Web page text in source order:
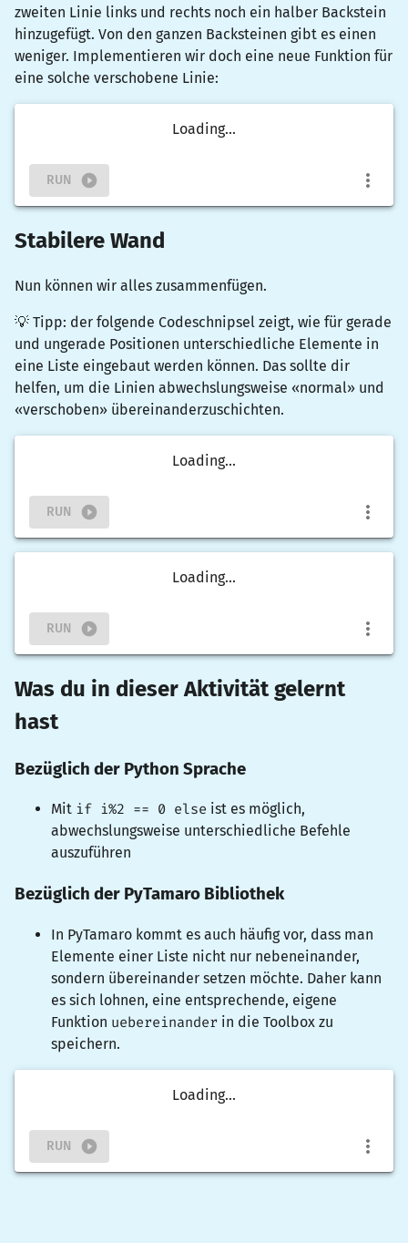
zweiten Linie links und rechts noch ein halber Backstein
hinzugefügt. Von den ganzen Backsteinen gibt es einen
weniger. Implementieren wir doch eine neue Funktion für
eine solche verschobene Linie:
Loading...
RUN
Stabilere Wand
Nun können wir alles zusammenfügen.
💡 Tipp: der folgende Codeschnipsel zeigt, wie für gerade
und ungerade Positionen unterschiedliche Elemente in
eine Liste eingebaut werden können. Das sollte dir
helfen, um die Linien abwechslungsweise «normal» und
«verschoben» übereinanderzuschichten.
Loading...
RUN
Loading...
RUN
Was du in dieser Aktivität gelernt
hast
Bezüglich der Python Sprache
Mit if i%2 == 0 else ist es möglich,
abwechslungsweise unterschiedliche Befehle
auszuführen
Bezüglich der PyTamaro Bibliothek
In PyTamaro kommt es auch häufig vor, dass man
Elemente einer Liste nicht nur nebeneinander,
sondern übereinander setzen möchte. Daher kann
es sich lohnen, eine entsprechende, eigene
Funktion uebereinander in die Toolbox zu
speichern.
Loading...
RUN